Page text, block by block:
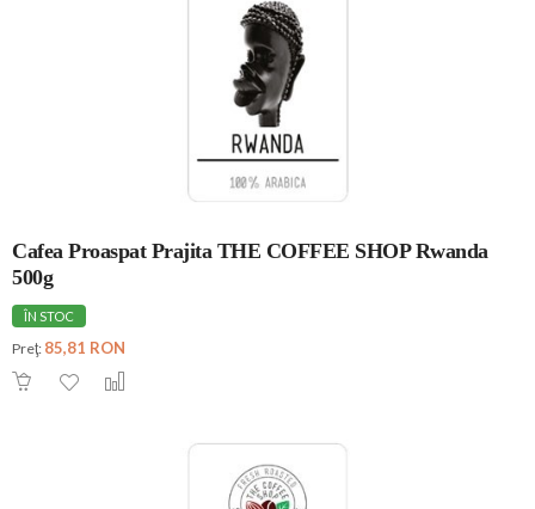
Cafea Proaspat Prajita THE COFFEE SHOP Rwanda
500g
ÎN STOC
Preţ: 85,81 RON